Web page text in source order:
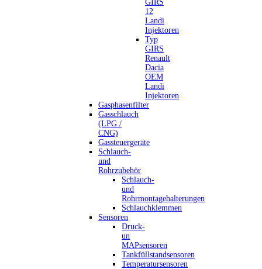
GIRS
12
Landi
Injektoren
Typ
GIRS
Renault
Dacia
OEM
Landi
Injektoren
Gasphasenfilter
Gasschlauch
(LPG /
CNG)
Gassteuergeräte
Schlauch-
und
Rohrzubehör
Schlauch-
und
Rohrmontagehalterungen
Schlauchklemmen
Sensoren
Druck-
un
MAPsensoren
Tankfüllstandsensoren
Temperatursensoren